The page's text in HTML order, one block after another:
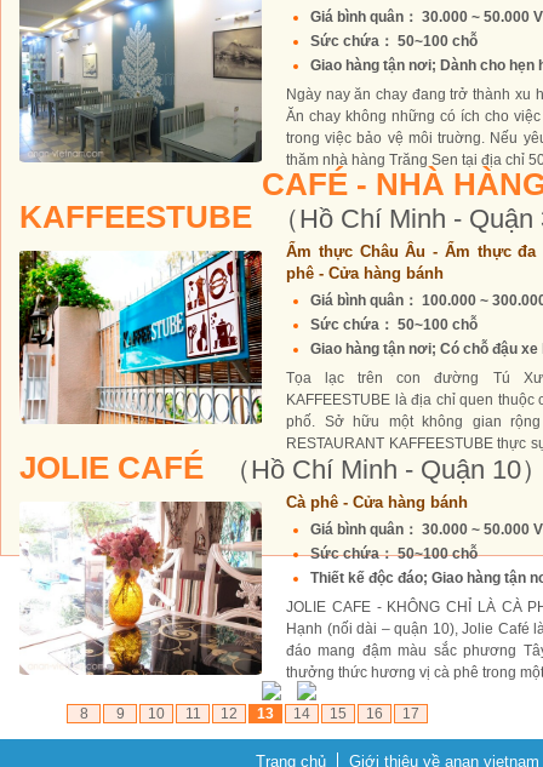
Giá bình quân： 30.000 ~ 50.000
Sức chứa： 50~100 chỗ
Giao hàng tận nơi; Dành cho hẹn
Ngày nay ăn chay đang trở thành xu
Ăn chay không những có ích cho
trong việc bảo vệ môi truờng. Nếu
thăm nhà hàng Trăng Sen tại địa chỉ
CAFÉ - NHÀ
KAFFEESTUBE
（Hồ Chí Minh - Quận
Ẩm thực Châu Âu - Ẩm thực đa
phê - Cửa hàng bánh
Giá bình quân： 100.000 ~
Sức chứa： 50~100 chỗ
Giao hàng tận nơi; Có chỗ đậu
Tọa lạc trên con đường Tú
KAFFEESTUBE là địa chỉ quen
phố. Sở hữu một không gian
RESTAURANT KAFFEESTUBE
tiệc họp mặt, sinh...
JOLIE CAFÉ （Hồ Chí Minh - Quận 10
Cà phê - Cửa hàng bánh
Giá bình quân： 30.000 ~ 50.000
Sức chứa： 50~100 chỗ
Thiết kế độc đáo; Giao hàng tận
JOLIE CAFE - KHÔNG CHỈ LÀ CÀ
Hạnh (nối dài – quận 10), Jolie Café
đáo mang đậm màu sắc phương
thưởng thức hương vị cà phê trong
8 9 10 11 12 13 14 15 16 17
Trang chủ Giới thiệu về anan vietnam